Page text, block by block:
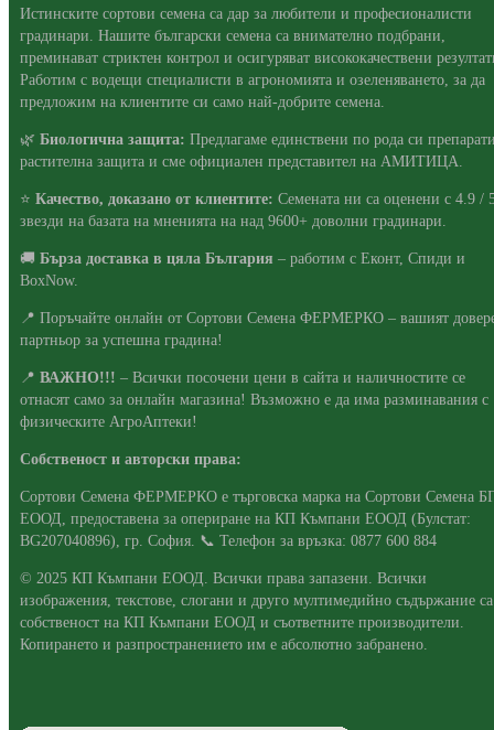
Истинските сортови семена са дар за любители и професионалисти
градинари. Нашите български семена са внимателно подбрани,
преминават стриктен контрол и осигуряват висококачествени
Работим с водещи специалисти в агрономията и озеленяването, за да
предложим на клиентите си само най-добрите семена.
🌿 Биологична защита: Предлагаме единствени по рода си
растителна защита и сме официален представител на АМИТИЦА.
⭐ Качество, доказано от клиентите: Семената ни са оценени с 4.9 /
звезди на базата на мненията на над 9600+ доволни градинари.
🚚 Бърза доставка в цяла България – работим с Еконт, Спиди и
BoxNow.
📍 Поръчайте онлайн от Сортови Семена ФЕРМЕРКО – вашият
партньор за успешна градина!
📍 ВАЖНО!!! – Всички посочени цени в сайта и наличностите се
отнасят само за онлайн магазина! Възможно е да има разминавания с
физическите АгроАптеки!
Собственост и авторски права:
Сортови Семена ФЕРМЕРКО е търговска марка на Сортови Семена
ЕООД, предоставена за опериране на КП Къмпани ЕООД (Булстат:
BG207040896), гр. София. 📞 Телефон за връзка: 0877 600 884
© 2025 КП Къмпани ЕООД. Всички права запазени. Всички
изображения, текстове, слогани и друго мултимедийно съдържание са
собственост на КП Къмпани ЕООД и съответните производители.
Копирането и разпространението им е абсолютно забранено.